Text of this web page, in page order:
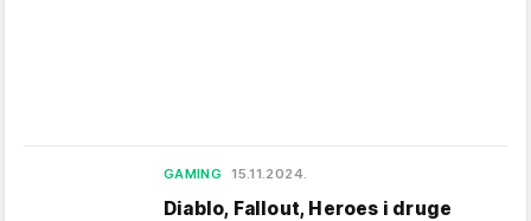
GAMING 15.11.2024.
Diablo, Fallout, Heroes i druge